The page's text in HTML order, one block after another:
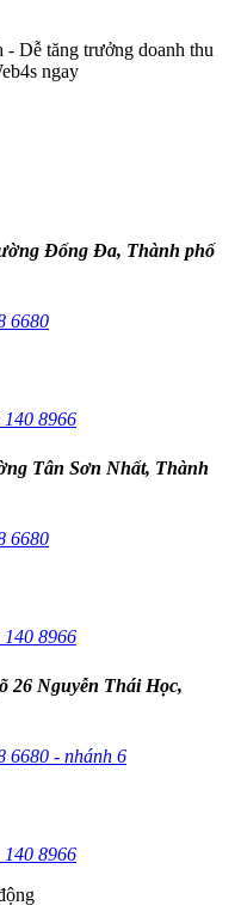
Dễ tăng trưởng doanh thu
ngay
Đống Đa, Thành phố
6680
140 8966
Tân Sơn Nhất, Thành
6680
140 8966
26 Nguyễn Thái Học,
6680 - nhánh 6
140 8966